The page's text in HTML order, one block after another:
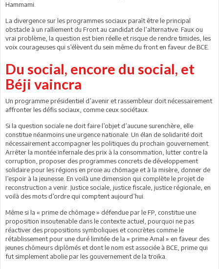
Hammami.
La divergence sur les programmes sociaux paraît être le principal
obstacle à un ralliement du Front au candidat de l’alternative. Faux ou
vrai problème, la question est bien réelle et risque de rendre timides, les
voix courageuses qui s’élèvent du sein même du front en faveur de BCE.
Du social, encore du social, et
Béji vaincra
Un programme présidentiel d’avenir et rassembleur doit nécessairement
affronter les défis sociaux, comme ceux sociétaux.
Si la question sociale ne doit faire l’objet d’aucune surenchère, elle
constitue néanmoins une urgence nationale. Un élan de solidarité doit
nécessairement accompagner les politiques du prochain gouvernement.
Arrêter la montée infernale des prix à la consommation, lutter contre la
corruption, proposer des programmes concrets de développement
solidaire pour les régions en proie au chômage et à la misère, donner de
l’espoir à la jeunesse. En voilà une dimension qui complète le projet de
reconstruction a venir. Justice sociale, justice fiscale, justice régionale, en
voilà des mots d’ordre qui comptent aujourd’hui.
Même si la « prime de chômage » défendue par le FP, constitue une
proposition insoutenable dans le contexte actuel, pourquoi ne pas
réactiver des propositions symboliques et concrètes comme le
rétablissement pour une duré limitée de la « prime Amal » en faveur des
jeunes chômeurs diplômés et dont le nom est associée à BCE, prime qui
fut simplement abolie par les gouvernement de la troïka.